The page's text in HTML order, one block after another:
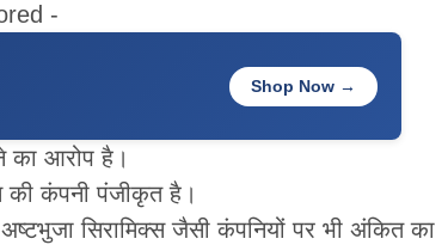
-
Shop Now →
का आरोप है।
की कंपनी पंजीकृत है।
सिरामिक्स जैसी कंपनियों पर भी अंकित का